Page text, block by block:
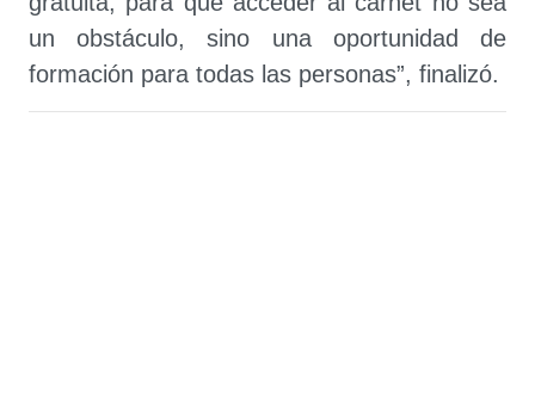
un obstáculo, sino una oportunidad de
formación para todas las personas”, finalizó.